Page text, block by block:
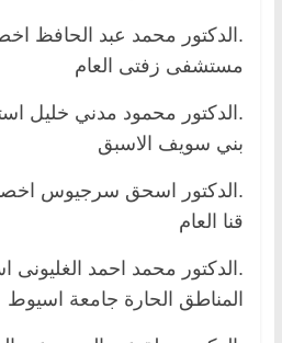
.الدكتور محمد عبد الحافظ
مستشفى زفتى العام
.الدكتور محمود مدني خليل
بني سويف الاسبق
.الدكتور اسحق سرجيوس
قنا العام
.الدكتور محمد احمد
المناطق الحارة جامعة اسيوط